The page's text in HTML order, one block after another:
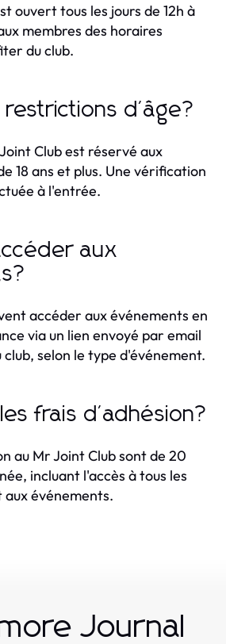
ouvert tous les jours de 12h à
membres des horaires
du club.
d'âge?
Club est réservé aux
18 ans et plus. Une vérification
à l'entrée.
aux
accéder aux événements en
via un lien envoyé par email
selon le type d'événement.
frais d'adhésion?
au Mr Joint Club sont de 20
incluant l'accès à tous les
aux événements.
Journal